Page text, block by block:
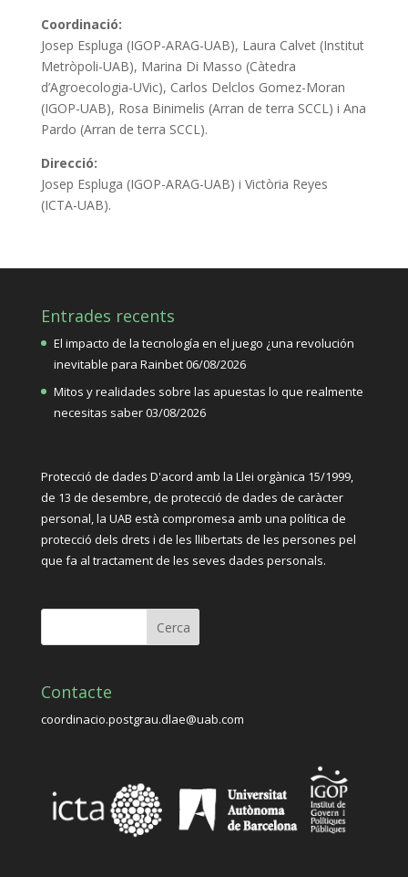
Coordinació:
Josep Espluga (IGOP-ARAG-UAB), Laura Calvet (Institut
Metròpoli-UAB), Marina Di Masso (Càtedra
d’Agroecologia-UVic), Carlos Delclos Gomez-Moran
(IGOP-UAB), Rosa Binimelis (Arran de terra SCCL) i Ana
Pardo (Arran de terra SCCL).
Direcció:
Josep Espluga (IGOP-ARAG-UAB) i Victòria Reyes
(ICTA-UAB).
Entrades recents
El impacto de la tecnología en el juego ¿una revolución
inevitable para Rainbet06/08/2026
Mitos y realidades sobre las apuestas lo que realmente
necesitas saber03/08/2026
Protecció de dades D'acord amb la Llei orgànica 15/1999,
de 13 de desembre, de protecció de dades de caràcter
personal, la UAB està compromesa amb una política de
protecció dels drets i de les llibertats de les persones pel
que fa al tractament de les seves dades personals.
Contacte
coordinacio.postgrau.dlae@uab.com